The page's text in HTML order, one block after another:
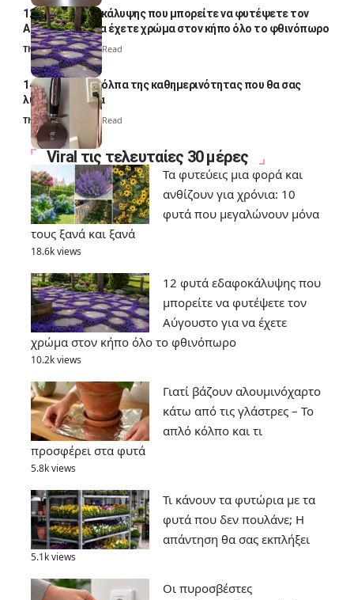
12 φυτά εδαφοκάλυψης που μπορείτε να φυτέψετε τον
Αύγουστο για να έχετε χρώμα στον κήπο όλο το φθινόπωρο
Thali Ombre7 Min Read
14 πανέξυπνα κόλπα της καθημερινότητας που θα σας
λύσουν τα χέρια
Thali Ombre 6 Min Read
Viral τις τελευταίες 30 μέρες
Τα φυτεύεις μια φορά και
ανθίζουν για χρόνια: 10
φυτά που μεγαλώνουν μόνα
τους ξανά και ξανά
18.6k views
12 φυτά εδαφοκάλυψης που
μπορείτε να φυτέψετε τον
Αύγουστο για να έχετε
χρώμα στον κήπο όλο το φθινόπωρο
10.2k views
Γιατί βάζουν αλουμινόχαρτο
κάτω από τις γλάστρες – Το
απλό κόλπο και τι
προσφέρει στα φυτά
5.8k views
Τι κάνουν τα φυτώρια με τα
φυτά που δεν πουλάνε; Η
απάντηση θα σας εκπλήξει
5.1k views
Οι πυροσβέστες